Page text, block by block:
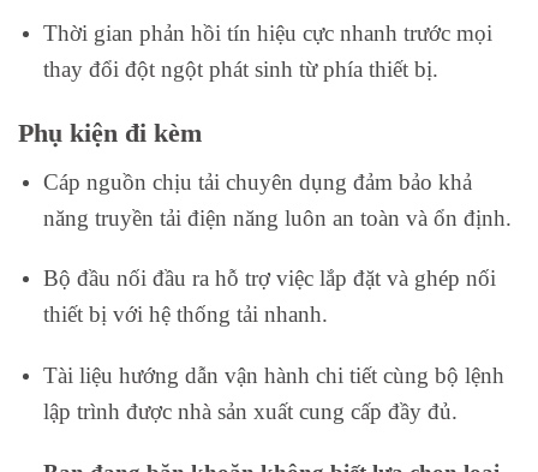
Thời gian phản hồi tín hiệu cực nhanh trước mọi
thay đổi đột ngột phát sinh từ phía thiết bị.
Phụ kiện đi kèm
Cáp nguồn chịu tải chuyên dụng đảm bảo khả
năng truyền tải điện năng luôn an toàn và ổn định.
Bộ đầu nối đầu ra hỗ trợ việc lắp đặt và ghép nối
thiết bị với hệ thống tải nhanh.
Tài liệu hướng dẫn vận hành chi tiết cùng bộ lệnh
lập trình được nhà sản xuất cung cấp đầy đủ.